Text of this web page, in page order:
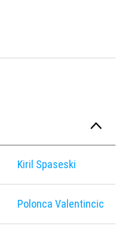
Kiril Spaseski
Polonca Valentincic